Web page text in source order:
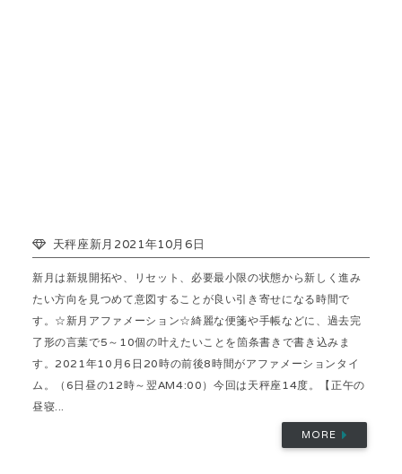
天秤座新月2021年10月6日
新月は新規開拓や、リセット、必要最小限の状態から新しく進み
たい方向を見つめて意図することが良い引き寄せになる時間で
す。☆新月アファメーション☆綺麗な便箋や手帳などに、過去完
了形の言葉で5～10個の叶えたいことを箇条書きで書き込みま
す。2021年10月6日20時の前後8時間がアファメーションタイ
ム。（6日昼の12時～翌AM4:00）今回は天秤座14度。【正午の
昼寝...
MORE